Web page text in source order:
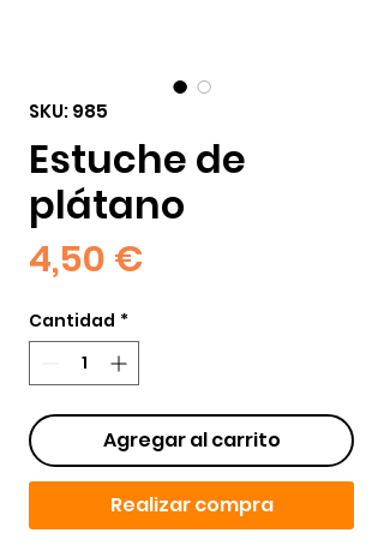
SKU: 985
Estuche de
plátano
4,50 €
Cantidad *
Agregar al carrito
Realizar compra